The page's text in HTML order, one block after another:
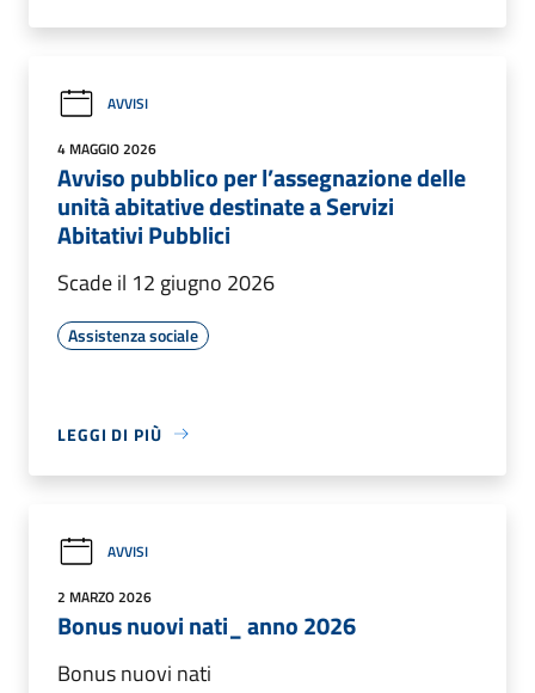
AVVISI
4 MAGGIO 2026
Avviso pubblico per l’assegnazione delle
unità abitative destinate a Servizi
Abitativi Pubblici
Scade il 12 giugno 2026
Assistenza sociale
LEGGI DI PIÙ
AVVISI
2 MARZO 2026
Bonus nuovi nati_ anno 2026
Bonus nuovi nati